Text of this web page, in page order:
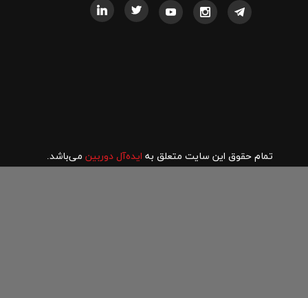
تمام حقوق این سایت متعلق به ایده‌آل دوربین می‌باشد.